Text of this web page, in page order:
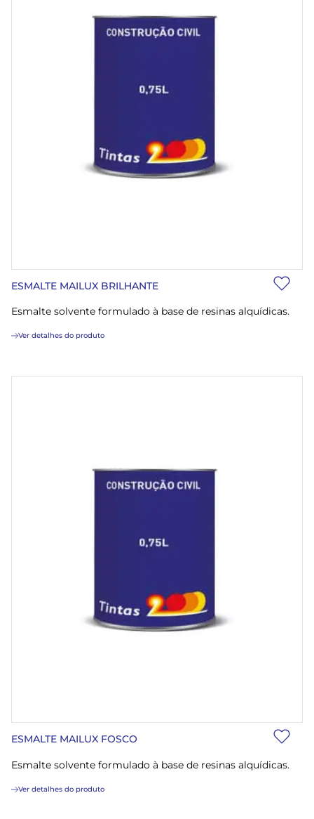
ESMALTE MAILUX BRILHANTE
Esmalte solvente formulado à base de resinas alquídicas.
Ver detalhes do produto
ESMALTE MAILUX FOSCO
Esmalte solvente formulado à base de resinas alquídicas.
Ver detalhes do produto